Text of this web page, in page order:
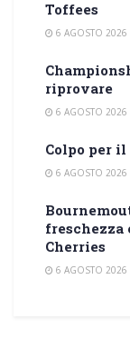
Toffees
6 AGOSTO 2026
riprovare
6 AGOSTO 2026
Colpo per
6 AGOSTO 2026
freschezza
Cherries
6 AGOSTO 2026